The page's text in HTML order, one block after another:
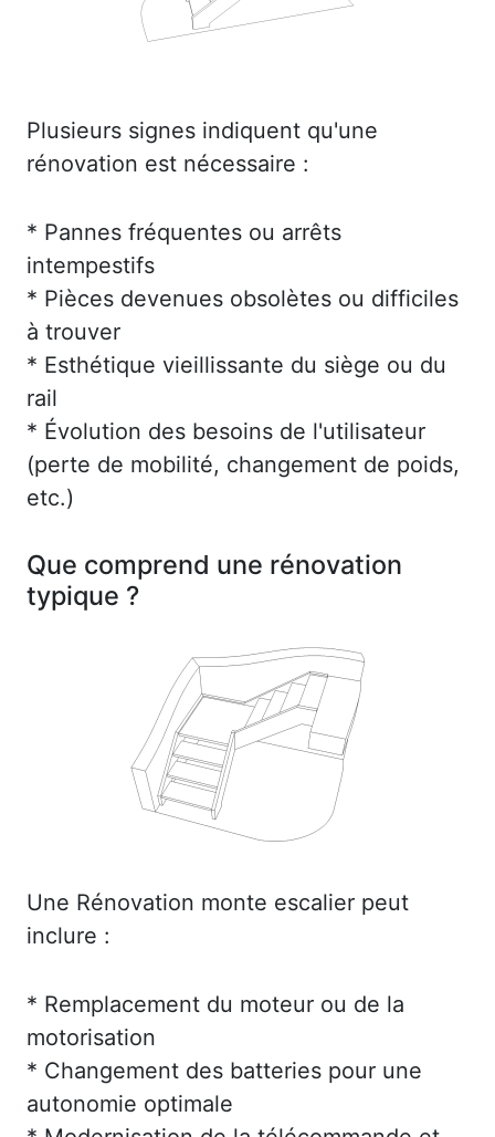
Plusieurs signes indiquent qu'une
rénovation est nécessaire :
* Pannes fréquentes ou arrêts
intempestifs
* Pièces devenues obsolètes ou difficiles
à trouver
* Esthétique vieillissante du siège ou du
rail
* Évolution des besoins de l'utilisateur
(perte de mobilité, changement de poids,
etc.)
Que comprend une rénovation
typique ?
Une Rénovation monte escalier peut
inclure :
* Remplacement du moteur ou de la
motorisation
* Changement des batteries pour une
autonomie optimale